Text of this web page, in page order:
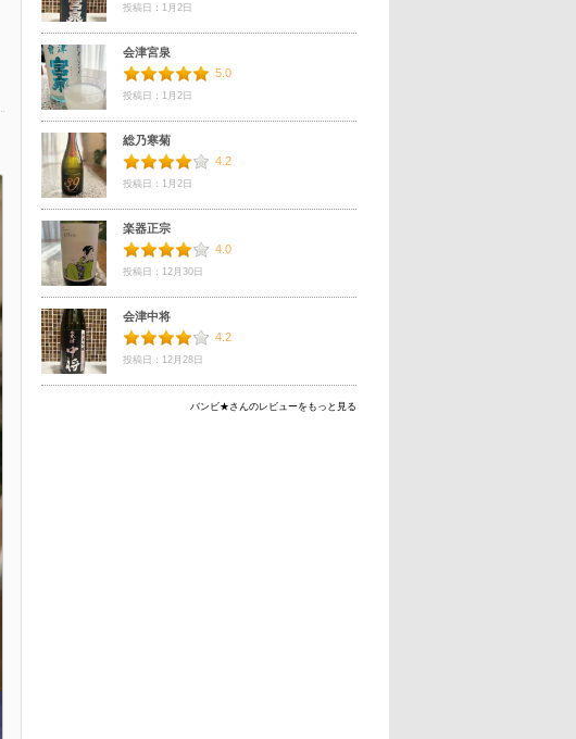
投稿日：1月2日
会津宮泉
5.0
投稿日：1月2日
総乃寒菊
4.2
投稿日：1月2日
楽器正宗
4.0
投稿日：12月30日
会津中将
4.2
投稿日：12月28日
バンビ★さんのレビューをもっと見る